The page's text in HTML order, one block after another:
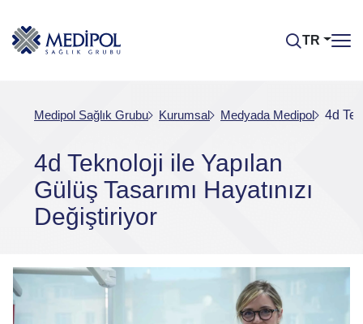
TR
Medipol Sağlık Grubu Kurumsal Medyada Medipol 4d
4d Teknoloji ile Yapılan
Gülüş Tasarımı Hayatınızı
Değiştiriyor